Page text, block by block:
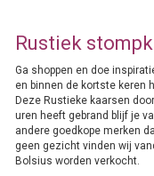
Rustiek
Ga shoppen en doe
en binnen de kortste keren
Deze Rustieke kaarsen
uren heeft gebrand blijf je
andere goedkope merken
geen gezicht vinden wij
Bolsius worden verkocht.